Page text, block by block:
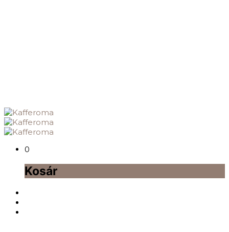
0
Kosár